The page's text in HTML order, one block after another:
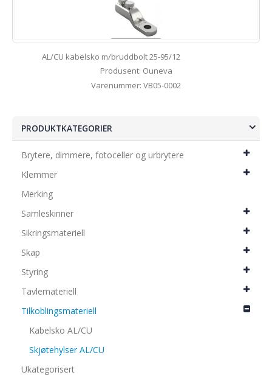
AL/CU kabelsko m/bruddbolt 25-95/12
Produsent: Ouneva
Varenummer: VB05-0002
PRODUKTKATEGORIER
Brytere, dimmere, fotoceller og urbrytere
Klemmer
Merking
Samleskinner
Sikringsmateriell
Skap
Styring
Tavlemateriell
Tilkoblingsmateriell
Kabelsko AL/CU
Skjøtehylser AL/CU
Ukategorisert